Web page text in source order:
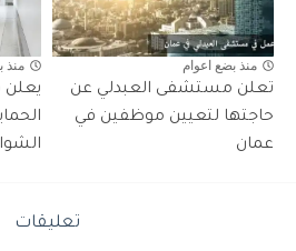
منذ بضع اعوام
تعلن مستشفى العبدلي عن
حاجتها لتعيين موظفين في
عمان
منذ
تعليقات